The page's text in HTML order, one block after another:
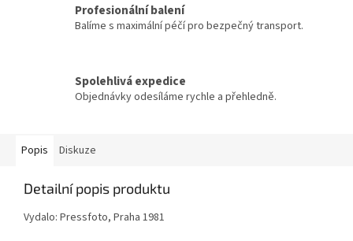
Profesionální balení
Balíme s maximální péčí pro bezpečný transport.
Spolehlivá expedice
Objednávky odesíláme rychle a přehledně.
Popis Diskuze
Detailní popis produktu
Vydalo: Pressfoto, Praha 1981